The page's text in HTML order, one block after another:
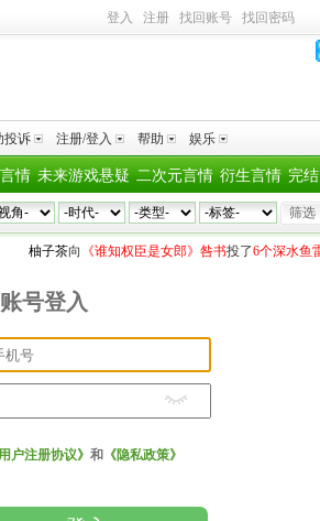
登入 注册 找回账号 找回密码
投诉 注册/登入 帮助 娱乐
完结
衍生言情
二次元言情
未来游戏悬疑
情
柚子茶向《谁知权臣是女郎》咎书投了6个深水鱼雷
账号登入
用户注册协议》 和
《隐私政策》